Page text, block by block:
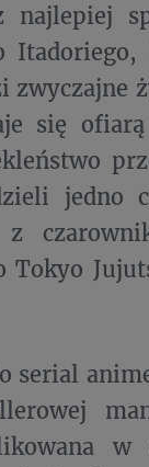
najlepiej
zwyczajne
się
jedno
z
Tokyo
serial
w